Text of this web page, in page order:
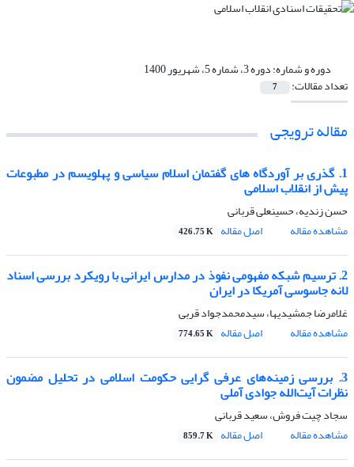
دوره و شماره:دوره 3، شماره 5، شهریور 1400
تعداد مقالات: 7
مقاله ترویجی
1. گذری بر آوردگاه های گفتمان‌ اسلام سیاسی و پهلویسم در مطبوعات
پیش از انقلاب اسلامی
حسن زندیه، حسینعلی قربانی
مشاهده مقاله
اصل مقاله 426.75 K
2. ترسیم شبکه مفهومی نفوذ در مدارس ایرانی با رویکرد بررسی اسناد
لانه جاسوسی آمریکا در ایران
غلامرضا جمشیدیها، سیدمحمدجواد قربی
مشاهده مقاله
اصل مقاله 774.65 K
3. بررسی زمینه‌های عرفی گرایی حکومت اسلامی در تحلیل مضمون
نظرات آیت‌الله جوادی آملی
سجاد چیت فروش، سعید قربانی
مشاهده مقاله
اصل مقاله 859.7 K